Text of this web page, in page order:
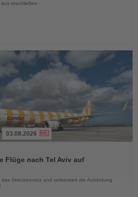
erschließen
03.08.2026
Flüge nach Tel Aviv auf
Streckennetz und verbessert die Anbindung